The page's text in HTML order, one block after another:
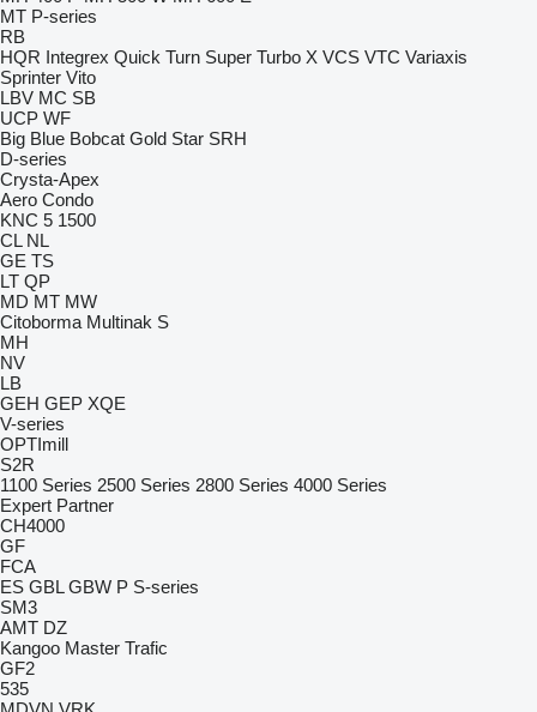
MT P-series
RB
HQR Integrex Quick Turn Super Turbo X VCS VTC Variaxis
Sprinter Vito
LBV MC SB
UCP WF
Big Blue Bobcat Gold Star SRH
D-series
Crysta-Apex
Aero Condo
KNC 5 1500
CL NL
GE TS
LT QP
MD MT MW
Citoborma Multinak S
MH
NV
LB
GEH GEP XQE
V-series
OPTImill
S2R
1100 Series 2500 Series 2800 Series 4000 Series
Expert Partner
CH4000
GF
FCA
ES GBL GBW P S-series
SM3
AMT DZ
Kangoo Master Trafic
GF2
535